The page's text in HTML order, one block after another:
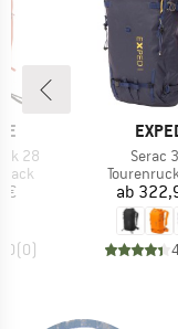
28
€
(0)
Artikel
Serac
ab